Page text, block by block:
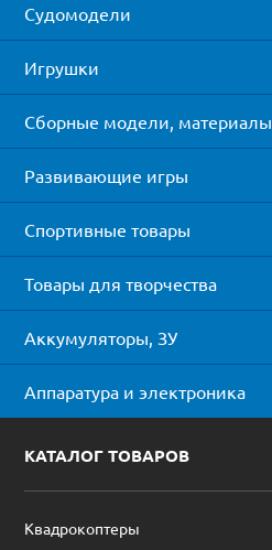
Судомодели
Игрушки
Сборные модели, материалы
Развивающие игры
Спортивные товары
Товары для творчества
Аккумуляторы, ЗУ
Аппаратура и электроника
КАТАЛОГ ТОВАРОВ
Квадрокоптеры